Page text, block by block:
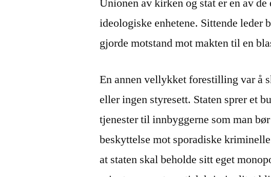
Unionen av kirken og stat er en av
ideologiske enhetene. Sittende leder
gjorde motstand mot makten til en
En annen vellykket forestilling var å
eller ingen styresett. Staten sprer et
tjenester til innbyggerne som man
beskyttelse mot sporadiske
at staten skal beholde sitt eget